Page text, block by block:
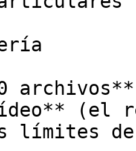
archivos**
(el
límites